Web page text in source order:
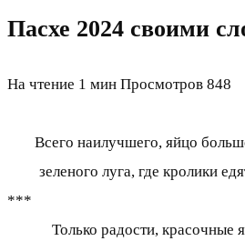
Пасхе 2024 своими
На чтение 1 мин Просмотров 848
Всего наилучшего, яйцо
зеленого луга, где кролики
***
Только радости, красочные